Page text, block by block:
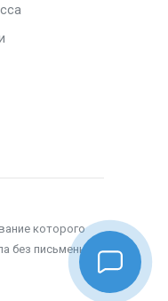
которого
без письменного